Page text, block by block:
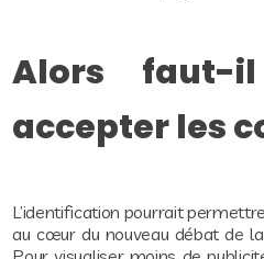
Alors faut-
accepter les
L’identification pourrait
au cœur du nouveau débat de la